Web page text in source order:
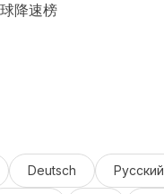
降速榜
Deutsch Русский